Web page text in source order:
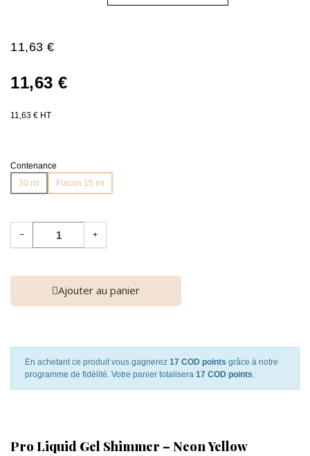
11,63 €
11,63 €
11,63 € HT
Contenance
30 ml
Flacon 15 ml
− +
Ajouter au panier
En achetant ce produit vous gagnerez 17 COD points grâce à notre
programme de fidélité. Votre panier totalisera 17 COD points.
Pro Liquid Gel Shimmer – Neon Yellow